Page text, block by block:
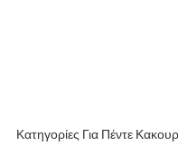
Κατηγορίες Για Πέντε